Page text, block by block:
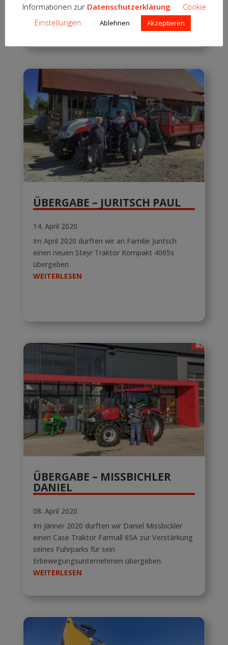
WEITERLESEN
ÜBERGABE – JURITSCH PAUL
14. April 2020
Im April 2020 durften wir an Familie Juritsch
einen neuen Steyr Traktor Kompakt 4065s
übergeben.
WEITERLESEN
ÜBERGABE – MISSBICHLER
DANIEL
08. April 2020
Im Jänner 2020 durften wir Daniel Missbickler
einen Case Traktor Farmall 65A zur Verstärkung
seines Fuhrparks für sein
Erbewegungsunternehmen übergeben.
WEITERLESEN
Informationen zur Datenschutzerklärung
Cookie
Einstellungen
Ablehnen Akzeptieren